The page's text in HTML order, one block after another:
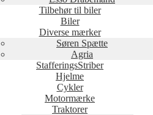
Tilbehør til biler
Biler
Diverse mærker
Søren Spætte
Agria
StafferingsStriber
Hjelme
Cykler
Motormærke
Traktorer